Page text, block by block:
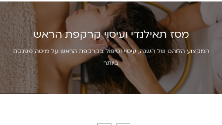
מסז תאילנדי ועיסוי קרקפת הראש
המקצוע הלוהט של השנה, עיסוי וטיפול בקרקפת הראש על מיטה מפנקת
ביותר